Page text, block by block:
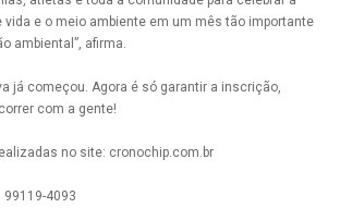
vida e o meio ambiente em um mês tão importante
ambiental”, afirma.
já começou. Agora é só garantir a inscrição,
com a gente!
no site: cronochip.com.br
4093